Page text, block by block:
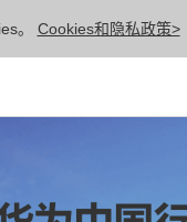
。 Cookies和隐私政策>